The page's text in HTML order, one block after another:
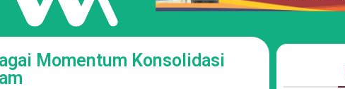
Momentum Konsolidasi